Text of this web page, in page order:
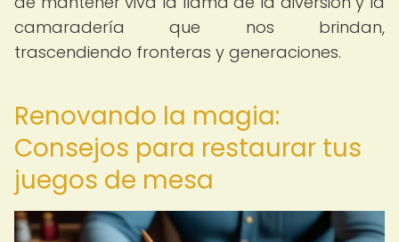
camaradería que nos brindan,
trascendiendo fronteras y generaciones.
Renovando la magia:
Consejos para restaurar tus
juegos de mesa